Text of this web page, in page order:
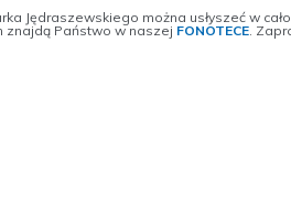
Jędraszewskiego można usłyszeć w
znajdą Państwo w naszej FONOTECE.